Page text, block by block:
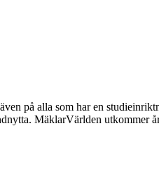
på alla som har en
MäklarVärlden utkommer